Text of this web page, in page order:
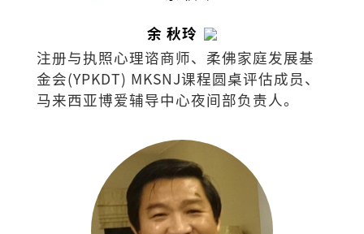
余 秋玲
注册与执照心理谘商师、柔佛家庭发展基
金会(YPKDT) MKSNJ课程圆桌评估成员、
马来西亚博爱辅导中心夜间部负责人。